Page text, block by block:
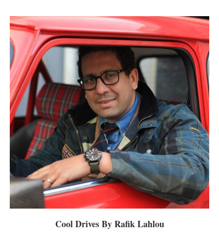
Cool Drives By Rafik Lahlou